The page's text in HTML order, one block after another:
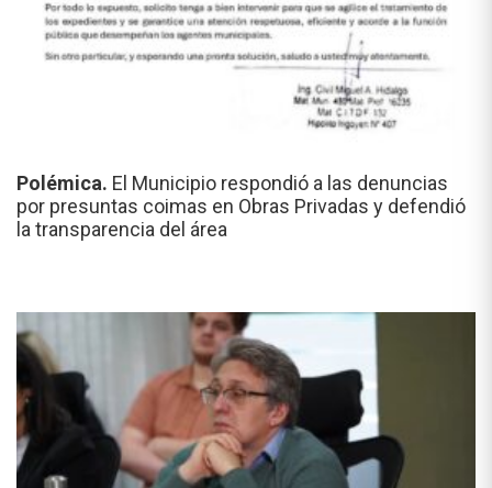
Polémica. El Municipio respondió a las denuncias
por presuntas coimas en Obras Privadas y defendió
la transparencia del área